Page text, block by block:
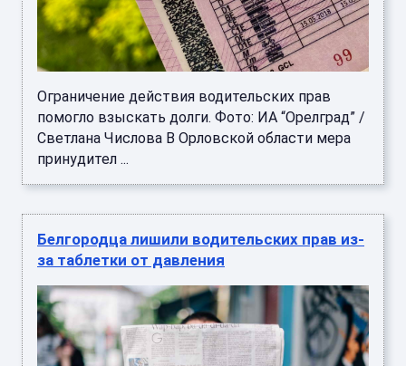
Ограничение действия водительских прав
помогло взыскать долги. Фото: ИА “Орелград” /
Светлана Числова В Орловской области мера
принудител ...
Белгородца лишили водительских прав из-
за таблетки от давления